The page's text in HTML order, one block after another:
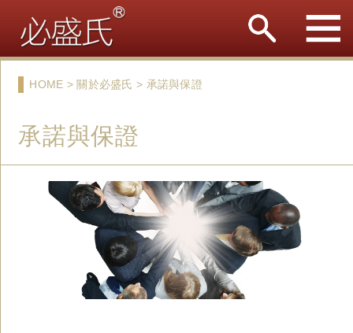
承諾與保證
HOME > 關於必盛氏 > 承諾與保證